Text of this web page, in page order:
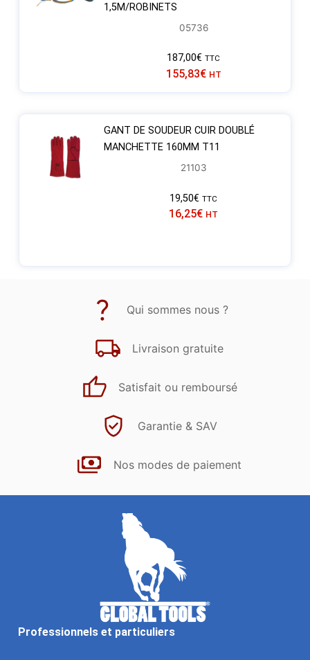
1,5M/ROBINETS
05736
187,00€ TTC
155,83€ HT
GANT DE SOUDEUR CUIR DOUBLÉ
MANCHETTE 160MM T11
21103
19,50€ TTC
16,25€ HT
Qui sommes nous ?
Livraison gratuite
Satisfait ou remboursé
Garantie & SAV
Nos modes de paiement
Professionnels et particuliers